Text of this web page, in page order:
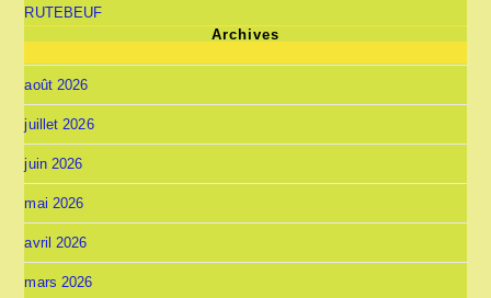
RUTEBEUF
Archives
août 2026
juillet 2026
juin 2026
mai 2026
avril 2026
mars 2026